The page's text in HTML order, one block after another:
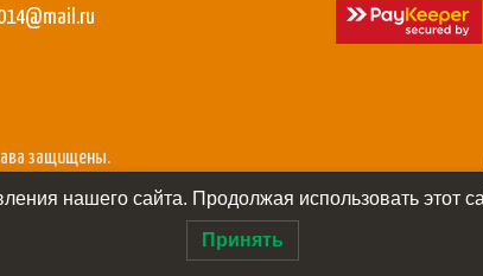
защищены.
нашего сайта. Продолжая использовать этот
Принять